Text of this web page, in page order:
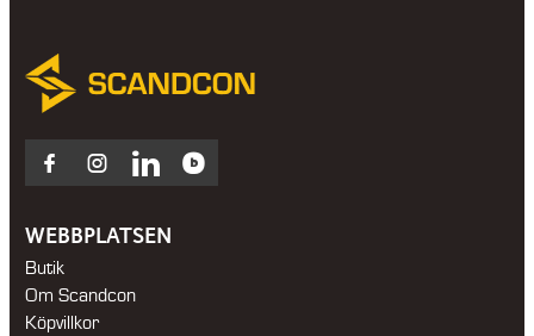
Facebook
Instagram
LinkedInBlocket
WEBBPLATSEN
Butik
Om Scandcon
Köpvillkor